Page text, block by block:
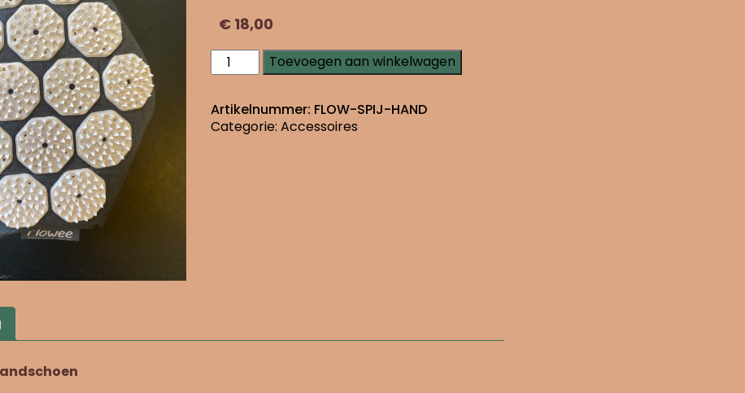
€ 18,00
Flowee
spijkerhandschoen
Toevoegen aan winkelwagen
Artikelnummer: FLOW-SPIJ-HAND
Categorie:Accessoires